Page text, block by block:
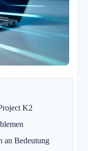
K2
an Bedeutung